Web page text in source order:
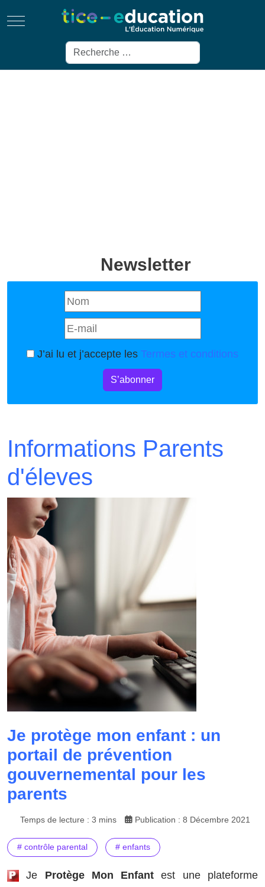
Mobile Menu Toggle
Rechercher
Newsletter
J’ai lu et j’accepte les Termes et conditions
S’abonner
Informations Parents
d'éleves
Je protège mon enfant : un
portail de prévention
gouvernemental pour les
parents
Temps de lecture : 3 mins Publication : 8 Décembre 2021
# contrôle parental # enfants
Je Protège Mon Enfant est une plateforme